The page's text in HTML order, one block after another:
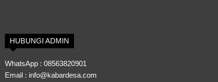
HUBUNGI ADMIN
WhatsApp : 08563820901
Email : info@kabardesa.com